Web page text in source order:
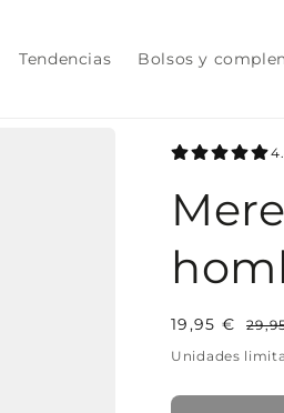
Tendencias Bolsos y
19,95 €
Unidades